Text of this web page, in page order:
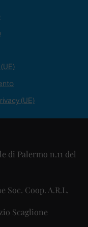
(UE)
Palermo n.11 del
Coop. A.R.L.
Scaglione